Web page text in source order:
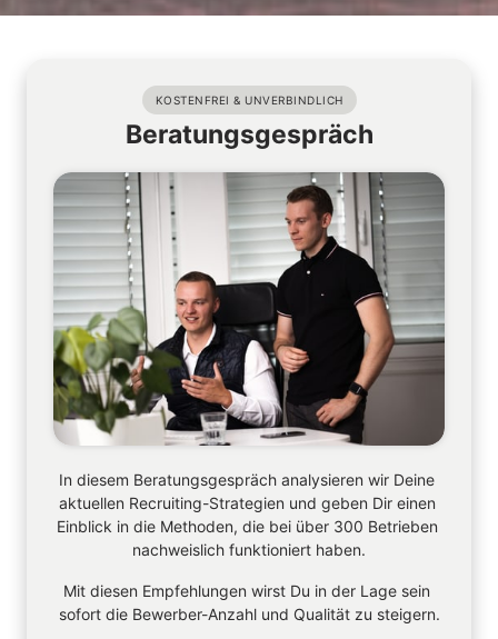
KOSTENFREI & UNVERBINDLICH
Beratungsgespräch
In diesem Beratungsgespräch analysieren wir Deine
aktuellen Recruiting-Strategien und geben Dir einen
Einblick in die Methoden, die bei über 300 Betrieben
nachweislich funktioniert haben.
Mit diesen Empfehlungen wirst Du in der Lage sein
sofort die Bewerber-Anzahl und Qualität zu steigern.